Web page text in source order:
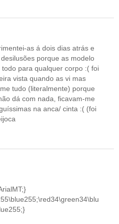
as á dois dias atrás e
porque as modelo
para qualquer corpo :( foi
vista quando as vi mas
tudo (literalmente) porque
dá com nada, ficavam-me
na anca/ cinta :( (foi